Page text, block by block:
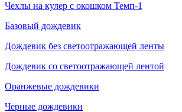
Чехлы на кулер с окошком Темп-1
Базовый дождевик
Дождевик без светоотражающей ленты
Дождевик со светоотражающей лентой
Оранжевые дождевики
Черные дождевики